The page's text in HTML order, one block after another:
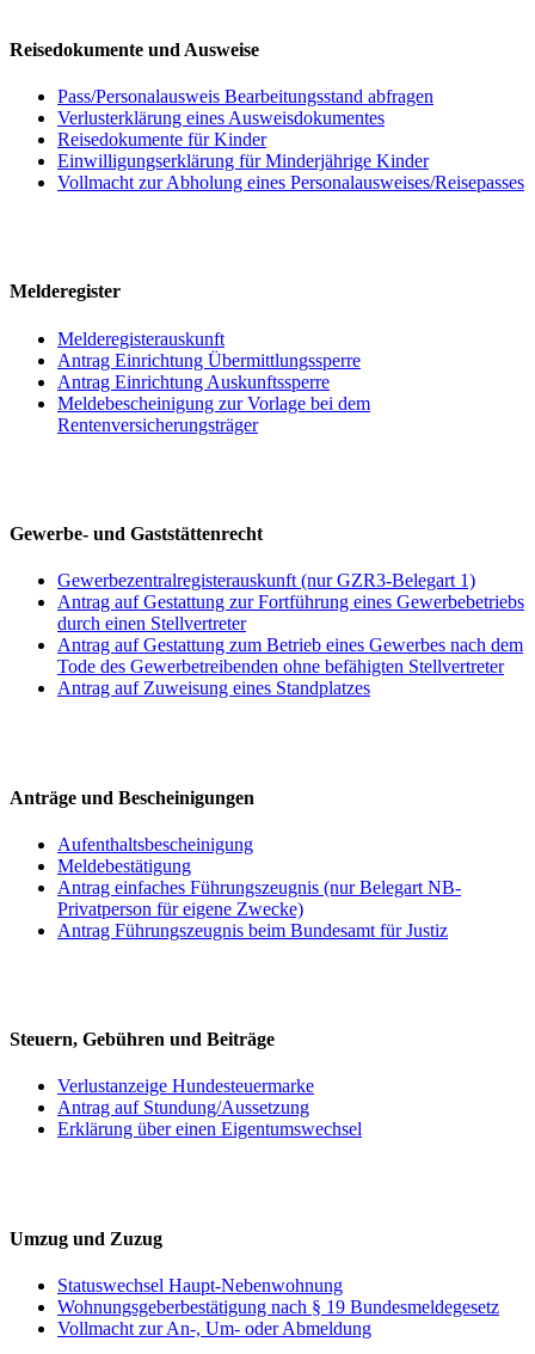
Reisedokumente und Ausweise
Pass/Personalausweis Bearbeitungsstand abfragen
Verlusterklärung eines Ausweisdokumentes
Reisedokumente für Kinder
Einwilligungserklärung für Minderjährige Kinder
Vollmacht zur Abholung eines Personalausweises/Reisepasses
Melderegister
Melderegisterauskunft
Antrag Einrichtung Übermittlungssperre
Antrag Einrichtung Auskunftssperre
Meldebescheinigung zur Vorlage bei dem
Rentenversicherungsträger
Gewerbe- und Gaststättenrecht
Gewerbezentralregisterauskunft (nur GZR3-Belegart 1)
Antrag auf Gestattung zur Fortführung eines Gewerbebetriebs
durch einen Stellvertreter
Antrag auf Gestattung zum Betrieb eines Gewerbes nach dem
Tode des Gewerbetreibenden ohne befähigten Stellvertreter
Antrag auf Zuweisung eines Standplatzes
Anträge und Bescheinigungen
Aufenthaltsbescheinigung
Meldebestätigung
Antrag einfaches Führungszeugnis (nur Belegart NB-
Privatperson für eigene Zwecke)
Antrag Führungszeugnis beim Bundesamt für Justiz
Steuern, Gebühren und Beiträge
Verlustanzeige Hundesteuermarke
Antrag auf Stundung/Aussetzung
Erklärung über einen Eigentumswechsel
Umzug und Zuzug
Statuswechsel Haupt-Nebenwohnung
Wohnungsgeberbestätigung nach § 19 Bundesmeldegesetz
Vollmacht zur An-, Um- oder Abmeldung